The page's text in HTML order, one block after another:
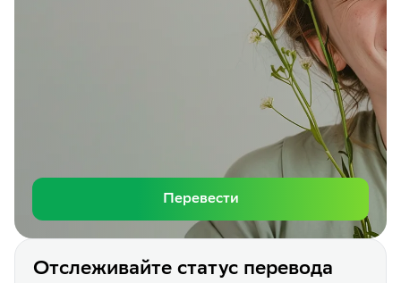
Перевести
Отслеживайте статус перевода